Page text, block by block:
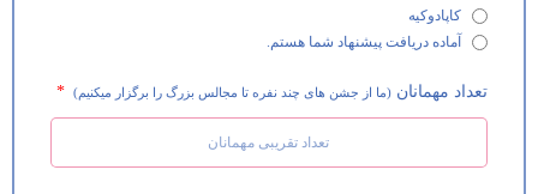
کاپادوکیه
آماده دریافت پیشنهاد شما هستم.
تعداد مهمانان(ما از جشن های چند نفره تا مجالس بزرگ را برگزار میکنیم)